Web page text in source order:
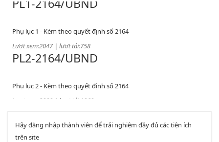
Lượt xem:2047 | lượt tải:758
PL2-2164/UBND
Lượt xem:2000 | lượt tải:1060
PL3-2164/UBND
Phụ lục 3 - Kèm theo quyết định số 2164
Hãy đăng nhập thành viên để trải nghiệm đầy đủ các tiện ích
trên site